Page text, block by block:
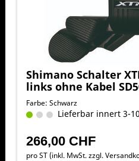
Shimano Schalter
links ohne Kabel
Farbe: Schwarz
Lieferbar innert 3-
266,00 CHF
pro ST (inkl. MwSt. zzgl.